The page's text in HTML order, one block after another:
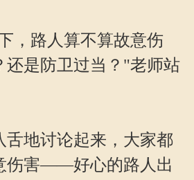
路人算不算故意伤
还是防卫过当？"老师站
地讨论起来，大家都
伤害——好心的路人出